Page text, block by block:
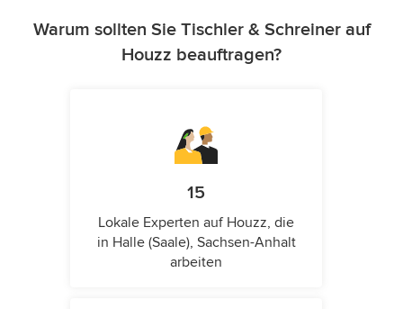
Warum sollten Sie Tischler & Schreiner auf
Houzz beauftragen?
15
Lokale Experten auf Houzz, die
in Halle (Saale), Sachsen-Anhalt
arbeiten